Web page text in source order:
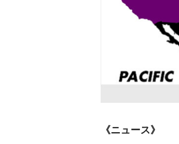
《ニュース》